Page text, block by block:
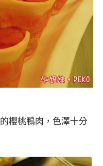
櫻桃鴨肉，色澤十分